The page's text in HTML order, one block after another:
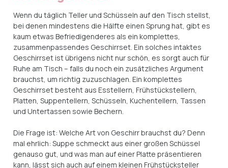
Wenn du täglich Teller und Schüsseln auf den Tisch stellst,
bei denen mindestens die Hälfte einen Sprung hat, gibt es
kaum etwas Befriedigenderes als ein komplettes,
zusammenpassendes Geschirrset. Ein solches intaktes
Geschirrset ist übrigens nicht nur schön, es sorgt auch für
Ruhe am Tisch – falls du noch ein zusätzliches Argument
brauchst, um richtig zuzuschlagen. Ein komplettes
Geschirrset besteht aus Esstellern, Frühstückstellern,
Platten, Suppentellern, Schüsseln, Kuchentellern, Tassen
und Untertassen sowie Bechern.
Die Frage ist: Welche Art von Geschirr brauchst du? Denn
mal ehrlich: Suppe schmeckt aus einer großen Schüssel
genauso gut, und was man auf einer Platte präsentieren
kann, lässt sich auch auf einem kleinen Frühstücksteller